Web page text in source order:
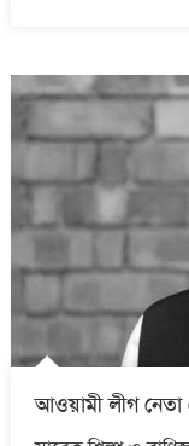
আওয়ামী লীগ